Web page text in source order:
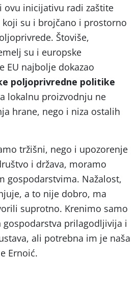
ovu inicijativu radi zaštite
su i brojčano i prostorno
Štoviše,
su i europske
EU najbolje dokazao
poljoprivredne politike
lokalnu proizvodnju ne
hrane, nego i niza ostalih
tržišni, nego i upozorenje
i država, moramo
gospodarstvima. Nažalost,
a to nije dobro, ma
suprotno. Krenimo samo
gospodarstva prilagodljivija i
ali potrebna im je naša
Ernoić.